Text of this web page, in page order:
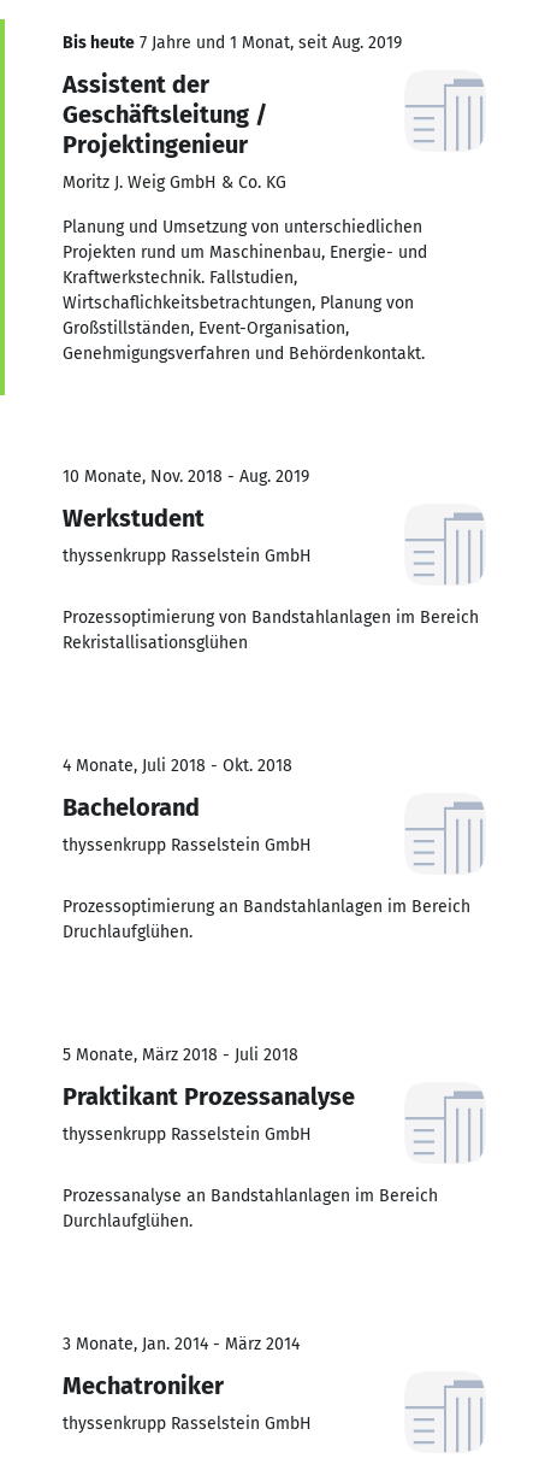
Bis heute 7 Jahre und 1 Monat, seit Aug. 2019
Assistent der
Geschäftsleitung /
Projektingenieur
Moritz J. Weig GmbH & Co. KG
Planung und Umsetzung von unterschiedlichen
Projekten rund um Maschinenbau, Energie- und
Kraftwerkstechnik. Fallstudien,
Wirtschaflichkeitsbetrachtungen, Planung von
Großstillständen, Event-Organisation,
Genehmigungsverfahren und Behördenkontakt.
10 Monate, Nov. 2018 - Aug. 2019
Werkstudent
thyssenkrupp Rasselstein GmbH
Prozessoptimierung von Bandstahlanlagen im Bereich
Rekristallisationsglühen
4 Monate, Juli 2018 - Okt. 2018
Bachelorand
thyssenkrupp Rasselstein GmbH
Prozessoptimierung an Bandstahlanlagen im Bereich
Druchlaufglühen.
5 Monate, März 2018 - Juli 2018
Praktikant Prozessanalyse
thyssenkrupp Rasselstein GmbH
Prozessanalyse an Bandstahlanlagen im Bereich
Durchlaufglühen.
3 Monate, Jan. 2014 - März 2014
Mechatroniker
thyssenkrupp Rasselstein GmbH